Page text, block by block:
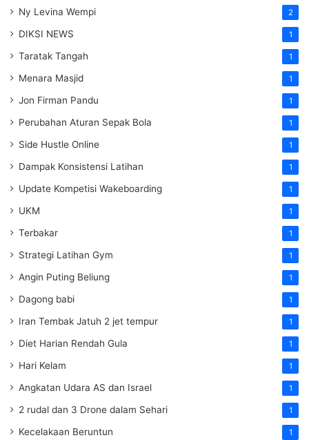
Ny Levina Wempi 2
DIKSI NEWS 1
Taratak Tangah 1
Menara Masjid 1
Jon Firman Pandu 1
Perubahan Aturan Sepak Bola 1
Side Hustle Online 1
Dampak Konsistensi Latihan 1
Update Kompetisi Wakeboarding 1
UKM 1
Terbakar 1
Strategi Latihan Gym 1
Angin Puting Beliung 1
Dagong babi 1
Iran Tembak Jatuh 2 jet tempur 1
Diet Harian Rendah Gula 1
Hari Kelam 1
Angkatan Udara AS dan Israel 1
2 rudal dan 3 Drone dalam Sehari 1
Kecelakaan Beruntun 1